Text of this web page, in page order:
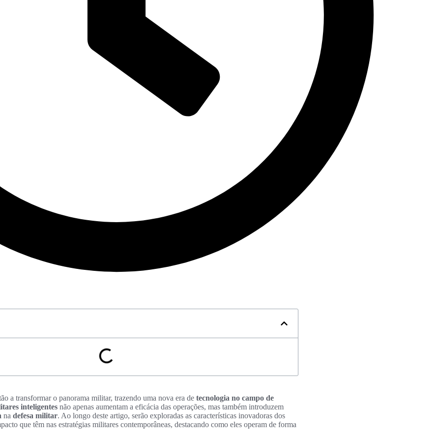
a transformar o panorama militar, trazendo uma nova era de tecnologia no campo de
inteligentes não apenas aumentam a eficácia das operações, mas também introduzem
na defesa militar. Ao longo deste artigo, serão exploradas as características inovadoras dos
que têm nas estratégias militares contemporâneas, destacando como eles operam de forma